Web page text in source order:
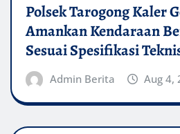
Polsek Tarogong Kaler
Amankan Kendaraan
Sesuai Spesifikasi
Admin Berita Aug 4,